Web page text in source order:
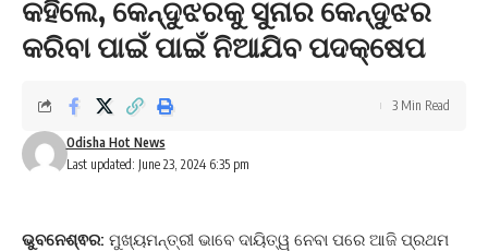
କହିଲେ, କେନ୍ଦୁଝରକୁ ସୁନାର କେନ୍ଦୁଝର
କରିବା ପାଇଁ ପାଇଁ ନିଆଯିବ ପଦକ୍ଷେପ
Last updated: June 23, 2024 6:35 pm
Odisha Hot News
3 Min Read
ଭୁବନେଶ୍ଵର: ମୁଖ୍ୟମନ୍ତ୍ରୀ ଭାବେ ଦାୟିତ୍ୱ ନେବା ପରେ ଆଜି ପ୍ରଥମ